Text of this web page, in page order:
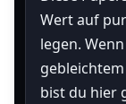
Wert auf
legen.
bist du hier